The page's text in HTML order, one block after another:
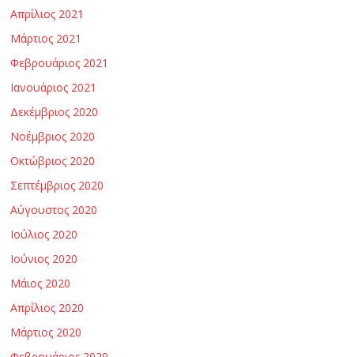
Απρίλιος 2021
Μάρτιος 2021
Φεβρουάριος 2021
Ιανουάριος 2021
Δεκέμβριος 2020
Νοέμβριος 2020
Οκτώβριος 2020
Σεπτέμβριος 2020
Αύγουστος 2020
Ιούλιος 2020
Ιούνιος 2020
Μάιος 2020
Απρίλιος 2020
Μάρτιος 2020